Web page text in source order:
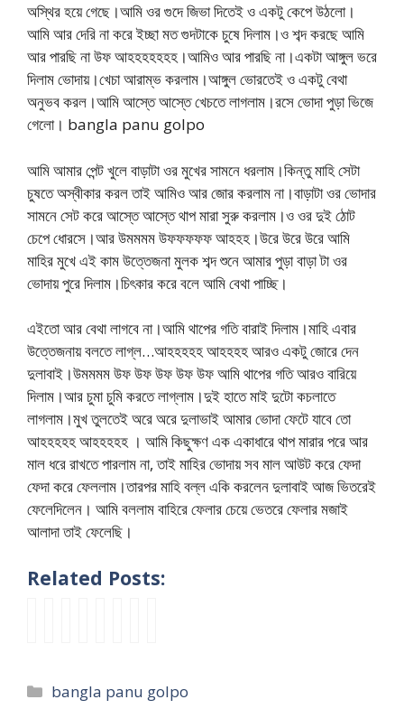
অস্থির হয়ে গেছে।আমি ওর গুদে জিভা দিতেই ও একটু কেপে উঠলো।
আমি আর দেরি না করে ইচ্ছা মত গুদটাকে চুষে দিলাম।ও শব্দ করছে আমি
আর পারছি না উফ আহহহহহহহ।আমিও আর পারছি না।একটা আঙ্গুল ভরে
দিলাম ভোদায়।খেচা আরাম্ভ করলাম।আঙ্গুল ভোরতেই ও একটু বেথা
অনুভব করল।আমি আস্তে আস্তে খেচতে লাগলাম।রসে ভোদা পুড়া ভিজে
গেলো। bangla panu golpo
আমি আমার পেন্ট খুলে বাড়াটা ওর মুখের সামনে ধরলাম।কিন্তু মাহি সেটা
চুষতে অস্বীকার করল তাই আমিও আর জোর করলাম না।বাড়াটা ওর ভোদার
সামনে সেট করে আস্তে আস্তে থাপ মারা সুরু করলাম।ও ওর দুই ঠোট
চেপে ধোরসে।আর উমমমম উফফফফফ আহহহ।উরে উরে উরে আমি
মাহির মুখে এই কাম উত্তেজনা মুলক শব্দ শুনে আমার পুড়া বাড়া টা ওর
ভোদায় পুরে দিলাম।চিৎকার করে বলে আমি বেথা পাচ্ছি।
এইতো আর বেথা লাগবে না।আমি থাপের গতি বারাই দিলাম।মাহি এবার
উত্তেজনায় বলতে লাগ্ল…আহহহহহ আহহহহ আরও একটু জোরে দেন
দুলাবাই।উমমমম উফ উফ উফ উফ উফ আমি থাপের গতি আরও বারিয়ে
দিলাম।আর চুমা চুমি করতে লাগ্লাম।দুই হাতে মাই দুটো কচলাতে
লাগলাম।মুখ তুলতেই অরে অরে দুলাভাই আমার ভোদা ফেটে যাবে তো
আহহহহহ আহহহহহ । আমি কিছুক্ষণ এক একাধারে থাপ মারার পরে আর
মাল ধরে রাখতে পারলাম না, তাই মাহির ভোদায় সব মাল আউট করে ফেদা
ফেদা করে ফেললাম।তারপর মাহি বল্ল একি করলেন দুলাবাই আজ ভিতরেই
ফেলেদিলেন। আমি বললাম বাহিরে ফেলার চেয়ে ভেতরে ফেলার মজাই
আলাদা তাই ফেলেছি।
Related Posts:
ধ্যে l
w য়ে a a l
r
Categories
bangla panu golpo